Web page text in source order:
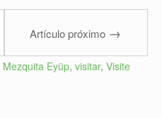
Artículo próximo →
Mezquita Eyüp,visitar,Visite